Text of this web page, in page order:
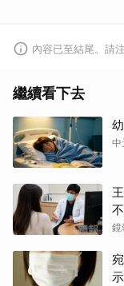
內容已至結尾。請
繼續看下去
中
鏡